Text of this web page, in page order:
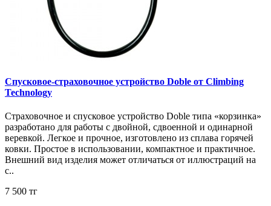
Спусковое-страховочное устройство Doble от Climbing
Technology
Страховочное и спусковое устройство Doble типа «корзинка»
разработано для работы с двойной, сдвоенной и одинарной
веревкой. Легкое и прочное, изготовлено из сплава горячей
ковки. Простое в использовании, компактное и практичное.
Внешний вид изделия может отличаться от иллюстраций на
с..
7 500 тг